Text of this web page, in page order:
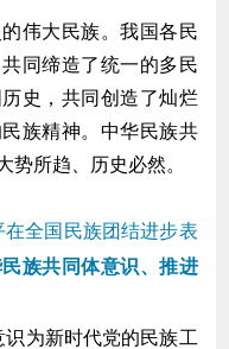
伟大民族。我国各民
同缔造了统一的多民
史，共同创造了灿烂
族精神。中华民族共
势所趋、历史必然。
全国民族团结进步表
族共同体意识、推进
为新时代党的民族工